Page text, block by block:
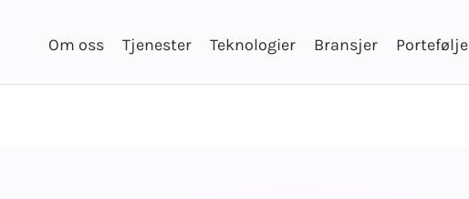
Om oss Tjenester Teknologier Bransjer Portefølje